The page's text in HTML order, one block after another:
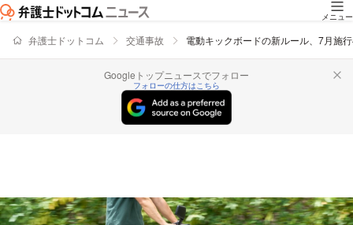
メニュー
弁護士ドットコム 交通事故 電動キックボードの新ルール、7月
Googleトップニュースでフォロー
フォローの仕方はこちら